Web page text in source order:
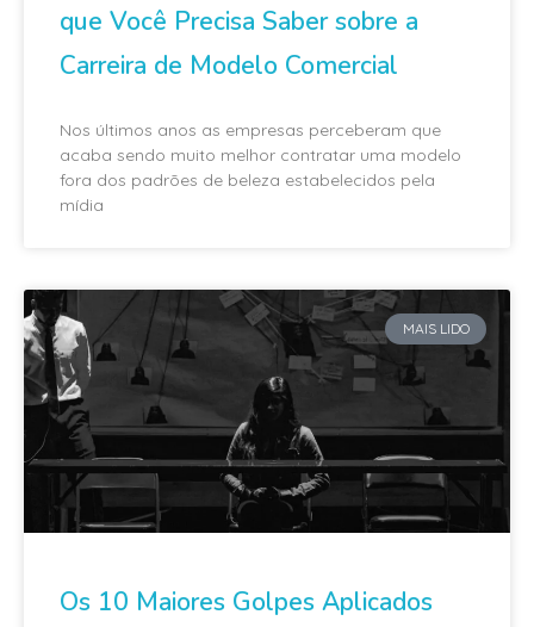
que Você Precisa Saber sobre a
Carreira de Modelo Comercial
Nos últimos anos as empresas perceberam que
acaba sendo muito melhor contratar uma modelo
fora dos padrões de beleza estabelecidos pela
mídia
MAIS LIDO
Os 10 Maiores Golpes Aplicados